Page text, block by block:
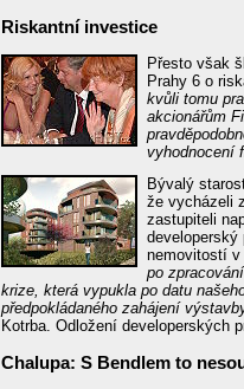
Riskantní investice
Přesto však
Prahy 6 o
kvůli tomu
akcionářům
vyhodnocení
Bývalý
že vycházeli
zastupiteli
developerský
nemovitostí v
po
krize, která vypukla po datu
předpokládaného zahájení
Kotrba. Odložení developerských
Chalupa: S Bendlem to